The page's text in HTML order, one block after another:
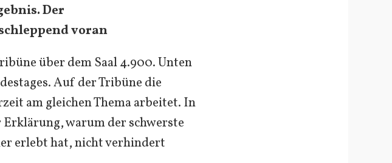
Der
voran
über dem Saal 4.900. Unten
Auf der Tribüne die
am gleichen Thema arbeitet. In
warum der schwerste
erlebt hat, nicht verhindert